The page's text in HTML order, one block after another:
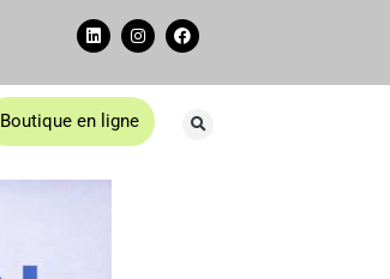
Boutique en ligne